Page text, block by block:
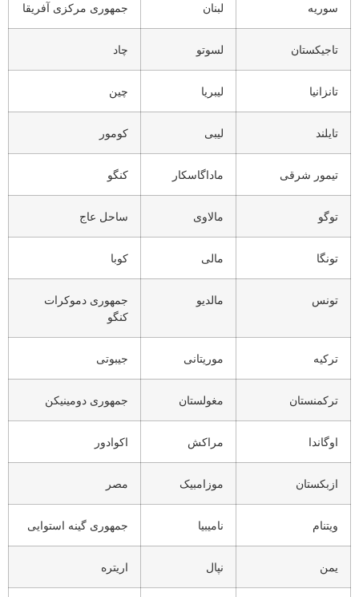
سوریه لبنان جمهوری مرکزی آفریقا
تاجیکستان لسوتو چاد
تانزانیا لیبریا چین
تایلند لیبی کومور
تیمور شرقی ماداگاسکار کنگو
توگو مالاوی ساحل عاج
تونگا مالی کوبا
تونس مالدیو
جمهوری دموکرات
کنگو
ترکیه موریتانی جیبوتی
ترکمنستان مغولستان جمهوری دومینیکن
اوگاندا مراکش اکوادور
ازبکستان موزامبیک مصر
ویتنام نامیبیا جمهوری گینه استوایی
یمن نپال اریتره